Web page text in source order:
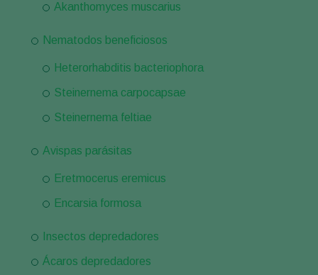
Akanthomyces muscarius
Nematodos beneficiosos
Heterorhabditis bacteriophora
Steinernema carpocapsae
Steinernema feltiae
Avispas parásitas
Eretmocerus eremicus
Encarsia formosa
Insectos depredadores
Ácaros depredadores